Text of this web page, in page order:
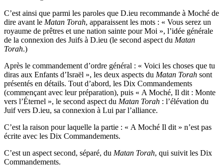
C’est ainsi que parmi les paroles que D.ieu recommande à Moché de
dire avant le Matan Torah, apparaissent les mots : « Vous serez un
royaume de prêtres et une nation sainte pour Moi », l’idée générale
de la connexion des Juifs à D.ieu (le second aspect du Matan
Torah.)
Après le commandement d’ordre général : « Voici les choses que tu
diras aux Enfants d’Israël », les deux aspects du Matan Torah sont
présentés en détails. Tout d’abord, les Dix Commandements
(commençant avec leur préparation), puis « A Moché, Il dit : Monte
vers l’Éternel », le second aspect du Matan Torah : l’élévation du
Juif vers D.ieu, sa connexion à Lui par l’alliance.
C’est la raison pour laquelle la partie : « A Moché Il dit » n’est pas
écrite avec les Dix Commandements.
C’est un aspect second, séparé, du Matan Torah, qui suivit les Dix
Commandements.